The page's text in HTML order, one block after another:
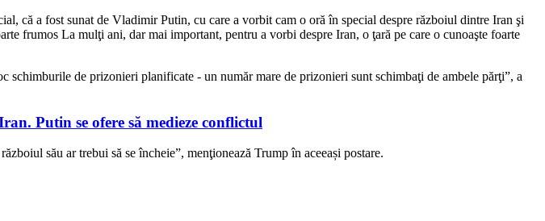
că a fost sunat de Vladimir Putin, cu care a vorbit cam o oră în special despre războiul dintre Iran şi
frumos La mulţi ani, dar mai important, pentru a vorbi despre Iran, o ţară pe care o cunoaşte foarte
de prizonieri planificate - un număr mare de prizonieri sunt schimbaţi de ambele părţi”, a
Putin se ofere să medieze conflictul
său ar trebui să se încheie”, menţionează Trump în aceeași postare.